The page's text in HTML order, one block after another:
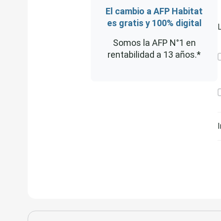
El cambio a AFP Habitat
es gratis y 100% digital
Somos la AFP N°1 en
rentabilidad a 13 años.*